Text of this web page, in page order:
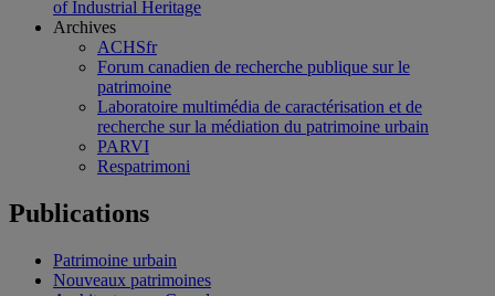
of Industrial Heritage
Archives
ACHSfr
Forum canadien de recherche publique sur le
patrimoine
Laboratoire multimédia de caractérisation et de
recherche sur la médiation du patrimoine urbain
PARVI
Respatrimoni
Publications
Patrimoine urbain
Nouveaux patrimoines